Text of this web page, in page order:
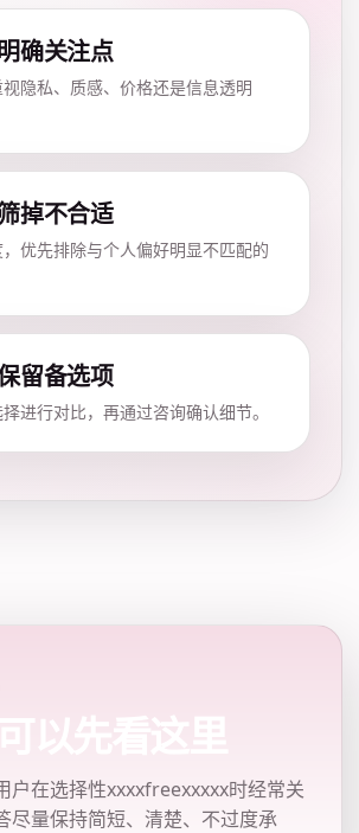
确关注点
隐私、质感、价格还是信息透明
掉不合适
优先排除与个人偏好明显不匹配的
留备选项
进行对比，再通过咨询确认细节。
以先看这里
户在选择性xxxxfreexxxxx时经常关
尽量保持简短、清楚、不过度承